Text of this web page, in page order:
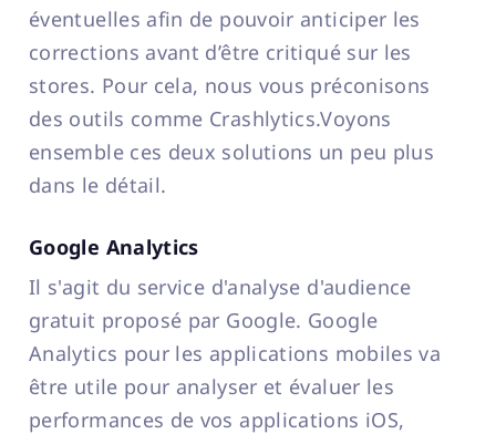
éventuelles afin de pouvoir anticiper les
corrections avant d’être critiqué sur les
stores. Pour cela, nous vous préconisons
des outils comme Crashlytics.Voyons
ensemble ces deux solutions un peu plus
dans le détail.
Google Analytics
Il s'agit du service d'analyse d'audience
gratuit proposé par Google. Google
Analytics pour les applications mobiles va
être utile pour analyser et évaluer les
performances de vos applications iOS,